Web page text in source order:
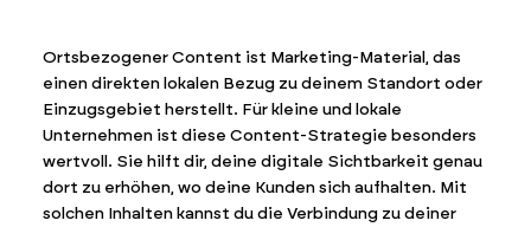
Ortsbezogener Content ist Marketing-Material, das
einen direkten lokalen Bezug zu deinem Standort oder
Einzugsgebiet herstellt. Für kleine und lokale
Unternehmen ist diese Content-Strategie besonders
wertvoll. Sie hilft dir, deine digitale Sichtbarkeit genau
dort zu erhöhen, wo deine Kunden sich aufhalten. Mit
solchen Inhalten kannst du die Verbindung zu deiner